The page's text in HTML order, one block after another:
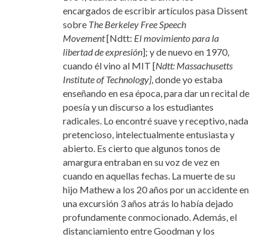
encargados de escribir artículos pasa Dissent
sobre The Berkeley Free Speech
Movement[Ndtt: El movimiento para la
libertad de expresión]; y de nuevo en 1970,
cuando él vino al MIT [Ndtt: Massachusetts
Institute of Technology], donde yo estaba
enseñando en esa época, para dar un recital de
poesía y un discurso a los estudiantes
radicales. Lo encontré suave y receptivo, nada
pretencioso, intelectualmente entusiasta y
abierto. Es cierto que algunos tonos de
amargura entraban en su voz de vez en
cuando en aquellas fechas. La muerte de su
hijo Mathew a los 20 años por un accidente en
una excursión 3 años atrás lo había dejado
profundamente conmocionado. Además, el
distanciamiento entre Goodman y los